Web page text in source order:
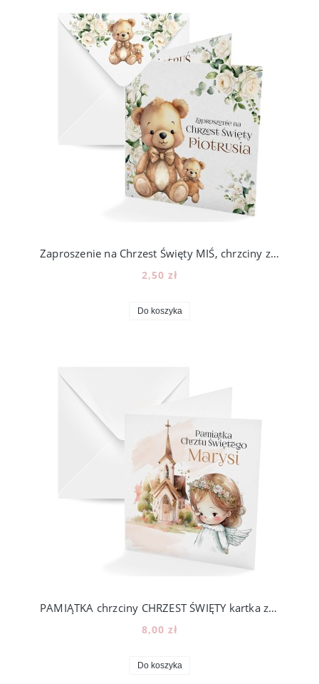
Zaproszenie na Chrzest Święty MIŚ, chrzciny z misiem balony [45]
2,50 zł
Do koszyka
PAMIĄTKA chrzciny CHRZEST ŚWIĘTY kartka z życzeniami 200_1
8,00 zł
Do koszyka